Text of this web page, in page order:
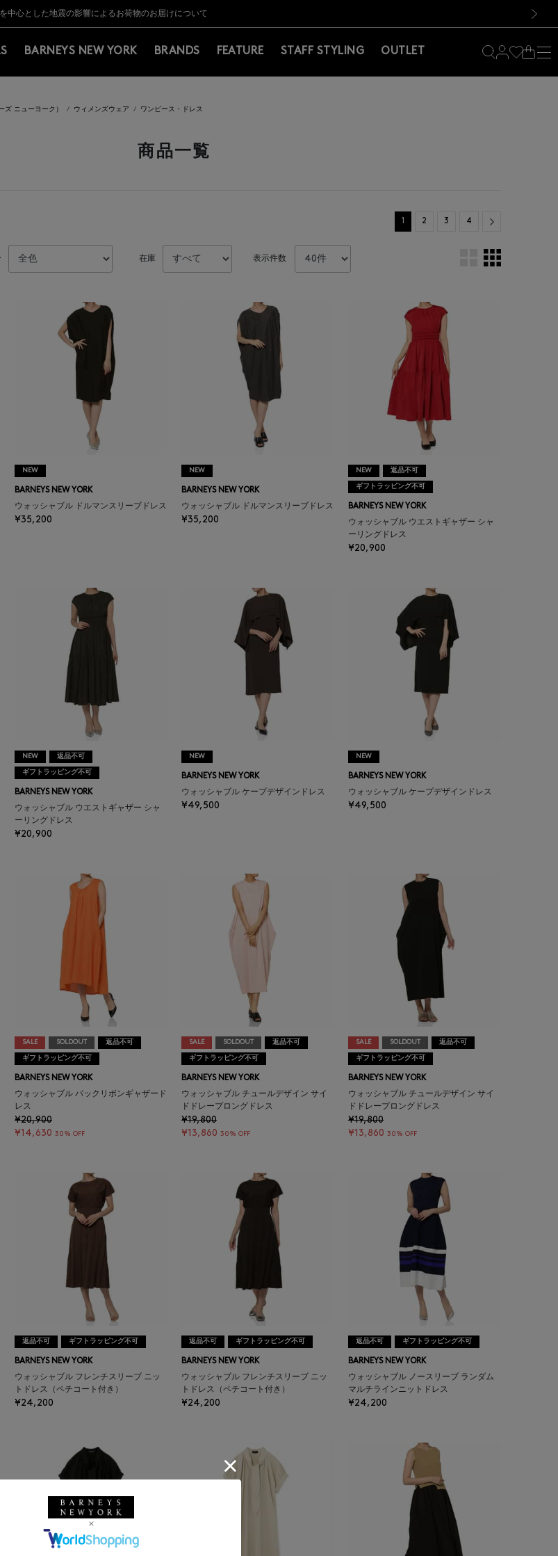
員のお客様は11,000円（税込）以上のお買上げで常時送料無料！お買い物の際は会員登録を！
に伴う返品・交換承り一時停止のお知らせ】（2026.8.5）
中心とした地震の影響によるお荷物のお届けについて
【開催中】SUMMER SALEのご案内・ご注意事項
員のお客様は11,000円（税込）以上のお買上げで常時送料無料！お買い物の際は会員登録を！
に伴う返品・交換承り一時停止のお知らせ】（2026.8.5）
BARNEYS NEW YORK BRANDS FEATURE STAFF STYLING OUTLET
ズ ニューヨーク） ウィメンズウェア ワンピース・ドレス
商品一覧
1 2 3 4 Next
在庫 表示件数
NEW
BARNEYS NEW YORK
ウォッシャブル ドルマンスリーブドレス
¥35,200
NEW
BARNEYS NEW YORK
ウォッシャブル ドルマンスリーブドレス
¥35,200
NEW 返品不可
ギフトラッピング不可
BARNEYS NEW YORK
ウォッシャブル ウエストギャザー シャ
ーリングドレス
¥20,900
NEW 返品不可
ギフトラッピング不可
BARNEYS NEW YORK
ウォッシャブル ウエストギャザー シャ
ーリングドレス
¥20,900
NEW
BARNEYS NEW YORK
ウォッシャブル ケープデザインドレス
¥49,500
NEW
BARNEYS NEW YORK
ウォッシャブル ケープデザインドレス
¥49,500
SALE SOLDOUT 返品不可
ギフトラッピング不可
BARNEYS NEW YORK
ウォッシャブル バックリボンギャザード
レス
¥20,900
¥14,630 30% OFF
SALE SOLDOUT 返品不可
ギフトラッピング不可
BARNEYS NEW YORK
ウォッシャブル チュールデザイン サイ
ドドレープロングドレス
¥19,800
¥13,860 30% OFF
SALE SOLDOUT 返品不可
ギフトラッピング不可
BARNEYS NEW YORK
ウォッシャブル チュールデザイン サイ
ドドレープロングドレス
¥19,800
¥13,860 30% OFF
返品不可 ギフトラッピング不可
BARNEYS NEW YORK
ウォッシャブル フレンチスリーブ ニッ
トドレス（ペチコート付き）
¥24,200
返品不可 ギフトラッピング不可
BARNEYS NEW YORK
ウォッシャブル フレンチスリーブ ニッ
トドレス（ペチコート付き）
¥24,200
返品不可 ギフトラッピング不可
BARNEYS NEW YORK
ウォッシャブル ノースリーブ ランダム
マルチラインニットドレス
¥24,200